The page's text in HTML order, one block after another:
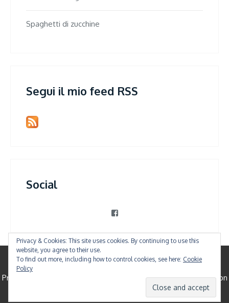
Spaghetti di zucchine
Segui il mio feed RSS
Social
View
on
Facebook
© All Right Reserved
Proudly powered by WordPress
Theme: Shree Clean byCanyon
Privacy & Cookies: This site uses cookies. By continuing to use this
website, you agree to their use.
To find out more, including how to control cookies, see here: Cookie
Policy